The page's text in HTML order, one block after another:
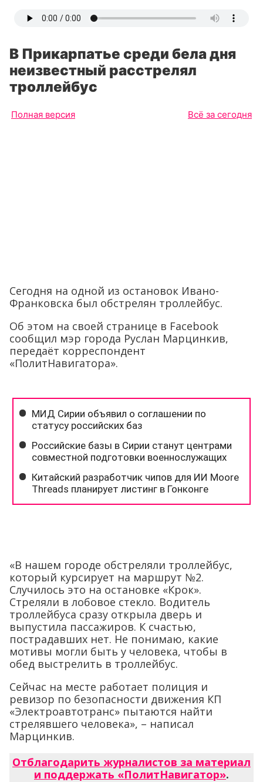
В Прикарпатье среди бела дня
неизвестный расстрелял
троллейбус
Полная версия Всё за сегодня
Сегодня на одной из остановок Ивано-
Франковска был обстрелян троллейбус.
Об этом на своей странице в Facebook
сообщил мэр города Руслан Марцинкив,
передаёт корреспондент
«ПолитНавигатора».
«В нашем городе обстреляли троллейбус,
который курсирует на маршрут №2.
Случилось это на остановке «Крок».
Стреляли в лобовое стекло. Водитель
троллейбуса сразу открыла дверь и
выпустила пассажиров. К счастью,
пострадавших нет. Не понимаю, какие
мотивы могли быть у человека, чтобы в
обед выстрелить в троллейбус.
Сейчас на месте работает полиция и
ревизор по безопасности движения КП
«Электроавтотранс» пытаются найти
стрелявшего человека», – написал
Марцинкив.
Отблагодарить журналистов за материал
и поддержать «ПолитНавигатор».